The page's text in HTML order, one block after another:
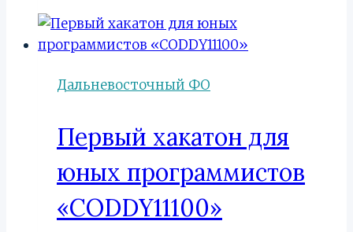
Международный
фестиваль
игр.
Дальневосточный ФО
Первый хакатон для
юных программистов
«CODDY11100»